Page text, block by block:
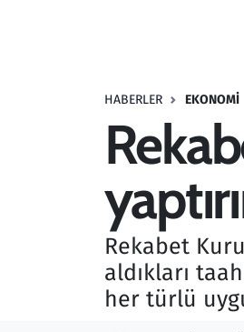
HABERLER EKONOMI
Rekabet
aldıkları
her türlü
Seçim 2023